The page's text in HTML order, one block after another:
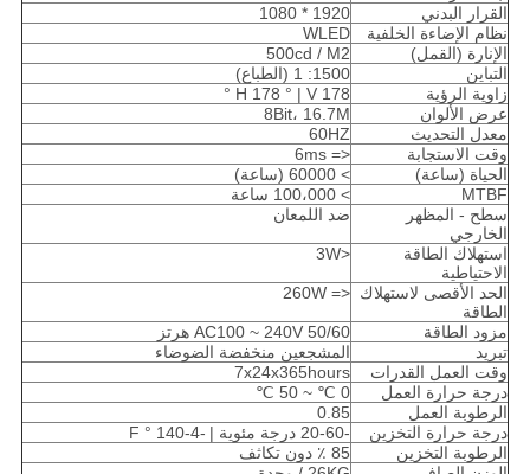
القرار البدني
1920 * 1080
نظام الإضاءة الخلفية
WLED
الإنارة (القمل)
500cd / M2
التباين
1500: 1 (الطباع)
زاوية الرؤية
H 178 ° | V 178 °
عرض الألوان
8Bit، 16.7M
معدل التحديث
60HZ
وقت الاستجابة
<= 6ms
الحياة (ساعة)
> 60000 (ساعة)
MTBF
> 100،000 ساعة
سطح - المظهر
الخارجي
ضد اللمعان
استهلاك الطاقة
الاحتياطية
<3W
الحد الأقصى لاستهلاك
الطاقة
<= 260W
مزود الطاقة
AC100 ~ 240V 50/60 هرتز
تبريد
المشجعين منخفضة الضوضاء
وقت العمل القدرات
7x24x365hours
درجة حرارة العمل
0 ℃ ~ 50 ℃
الرطوبة العمل
0.85
درجة حرارة التخزين
-20-60 درجة مئوية |
-4-140 ° F
الرطوبة التخزين
85 ٪ دون تكاثف